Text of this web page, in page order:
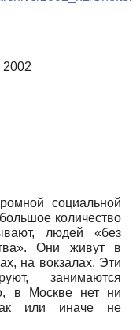
социальной
количество
людей «без
Они живут в
на вокзалах. Эти
занимаются
в Москве нет ни
или иначе не